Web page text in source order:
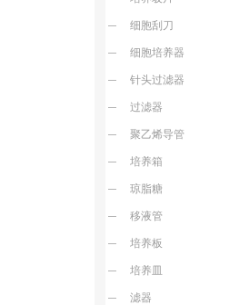
细胞刮刀
细胞培养器
针头过滤器
过滤器
聚乙烯导管
培养箱
琼脂糖
移液管
培养板
培养皿
滤器